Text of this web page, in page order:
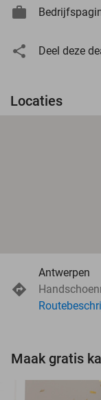
Deel deze
Locaties
Antwerpen